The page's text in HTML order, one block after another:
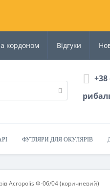
кордоном Відгуки
+38
ФУТЛЯРИ ДЛЯ ОКУЛЯРІВ
Acropolis Ф-06/04 (коричневий)